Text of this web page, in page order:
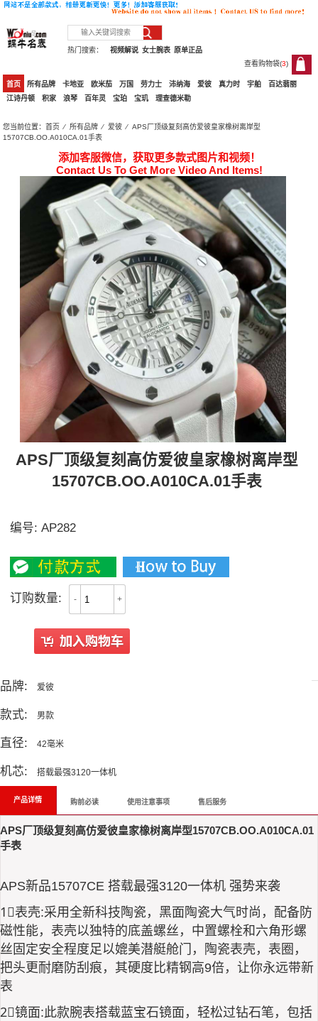
热门搜索： 原单正品
女士腕表
视频解说
查看购物袋(3)
3
首页 所有品牌 卡地亚 欧米茄 万国 劳力士 沛纳海 爱彼 真力时 宇舶
百达翡丽
江诗丹顿
积家 浪琴 百年灵 宝珀 宝玑 理查德米勒
您当前位置：首页 ⁄所有品牌 ⁄爱彼 ⁄ APS厂顶级复刻高仿爱彼皇家橡树离岸型
15707CB.OO.A010CA.01手表
添加客服微信，获取更多款式图片和视频！
Contact Us To Get More Video And Items!
APS厂顶级复刻高仿爱彼皇家橡树离岸型
15707CB.OO.A010CA.01手表
编号:AP282
订购数量: - +
品牌: 爱彼
款式: 男款
直径: 42毫米
机芯: 搭载最强3120一体机
产品详情 购前必读 使用注意事项 售后服务
APS厂顶级复刻高仿爱彼皇家橡树离岸型15707CB.OO.A010CA.01
手表
APS新品15707CE 搭载最强3120一体机 强势来袭
1⃣️表壳:采用全新科技陶瓷，黑面陶瓷大气时尚，配备防
磁性能，表壳以独特的底盖螺丝，中置螺栓和六角形螺
丝固定安全程度足以媲美潜艇舱门，陶瓷表壳，表圈，
把头更耐磨防刮痕，其硬度比精钢高9倍，让你永远带新
表
2⃣️镜面:此款腕表搭载蓝宝石镜面，轻松过钻石笔，包括